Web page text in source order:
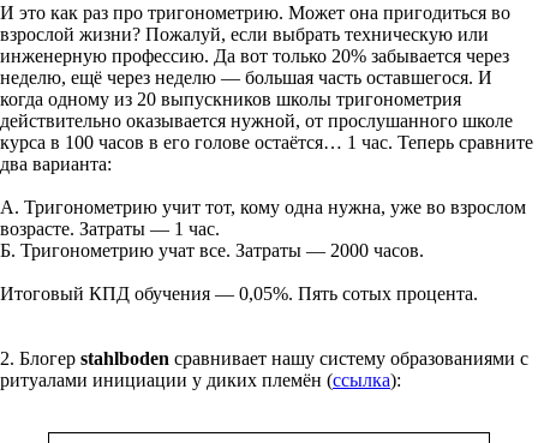
И это как раз про тригонометрию. Может она пригодиться во
взрослой жизни? Пожалуй, если выбрать техническую или
инженерную профессию. Да вот только 20% забывается через
неделю, ещё через неделю — большая часть оставшегося. И
когда одному из 20 выпускников школы тригонометрия
действительно оказывается нужной, от прослушанного школе
курса в 100 часов в его голове остаётся… 1 час. Теперь сравните
два варианта:
А. Тригонометрию учит тот, кому одна нужна, уже во взрослом
возрасте. Затраты — 1 час.
Б. Тригонометрию учат все. Затраты — 2000 часов.
Итоговый КПД обучения — 0,05%. Пять сотых процента.
2. Блогер stahlboden сравнивает нашу систему образованиями с
ритуалами инициации у диких племён (ссылка):